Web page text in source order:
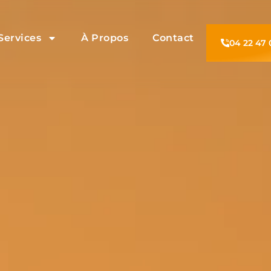
À Propos Contact 04 22 47